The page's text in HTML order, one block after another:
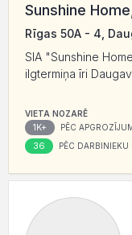
Sunshine
Rīgas 50A - 4,
SIA "Sunshine
ilgtermiņa īri
VIETA NOZARĒ
1K+ PĒC
36 PĒC DARBINIEKU